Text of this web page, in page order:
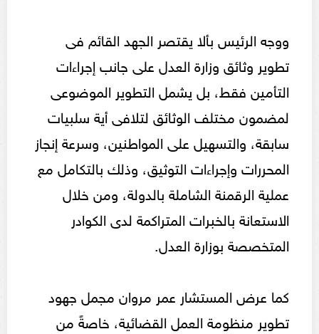
ووجه الرئيس بألا يقتصر الجهد القائم فى
تطوير وثائق وزارة العدل على جانب إجراءات
التأمين فقط، بل يشمل التطوير الموضوعى
لمضمون مختلف الوثائق لتلافى أية سلبيات
سابقة، والتسهيل على المواطنين، وسرعة إنجاز
المحررات وإجراءات التوثيق، وذلك بالتكامل مع
عملية الرقمنة الشاملة بالدولة، ومن خلال
الاستعانة بالخبرات المتراكمة لدى الكوادر
المتخصصة بوزارة العدل.
كما عرض المستشار عمر مروان مجمل جهود
تطوير منظومة العمل القضائية، خاصةً من